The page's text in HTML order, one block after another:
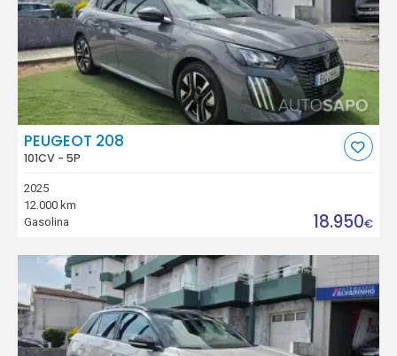
PEUGEOT 208
101CV - 5P
2025
12.000 km
Gasolina
18.950€